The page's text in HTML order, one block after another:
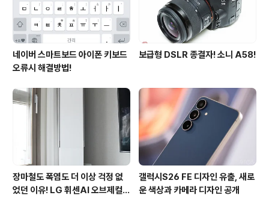
네이버 스마트보드 아이폰 키보드
오류시 해결방법!
보급형 DSLR 종결자! 소니 A58!
장마철도 폭염도 더 이상 걱정 없
었던 이유! LG 휘센AI 오브제컬렉
갤럭시S26 FE 디자인 유출, 새로
운 색상과 카메라 디자인 공개